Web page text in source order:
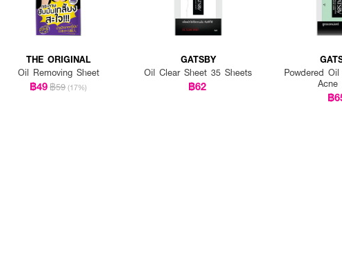
THE ORIGINAL
Oil Removing Sheet
฿49฿59 (17%)
GATSBY
Oil Clear Sheet 35 Sheets
฿62
Powdered
Acne
฿